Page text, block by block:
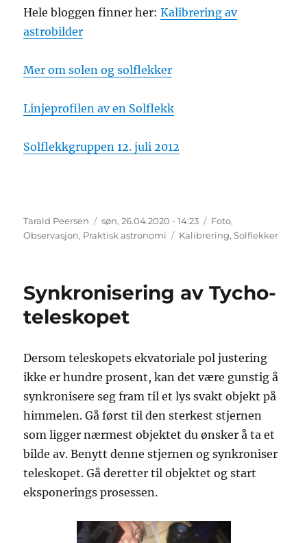
Hele bloggen finner her:Kalibrering av
astrobilder
Mer om solen og solflekker
Linjeprofilen av en Solflekk
Solflekkgruppen 12. juli 2012
Forfatter
Tarald Peersen Publisert
søn, 26.04.2020 - 14:23 Kategorier
Foto,
Observasjon, Praktisk astronomi Stikkord
Kalibrering,Solflekker
Synkronisering av Tycho-
teleskopet
Dersom teleskopets ekvatoriale pol justering
ikke er hundre prosent, kan det være gunstig å
synkronisere seg fram til et lys svakt objekt på
himmelen. Gå først til den sterkest stjernen
som ligger nærmest objektet du ønsker å ta et
bilde av. Benytt denne stjernen og synkroniser
teleskopet. Gå deretter til objektet og start
eksponerings prosessen.